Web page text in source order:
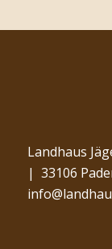
Landhaus
| 33106